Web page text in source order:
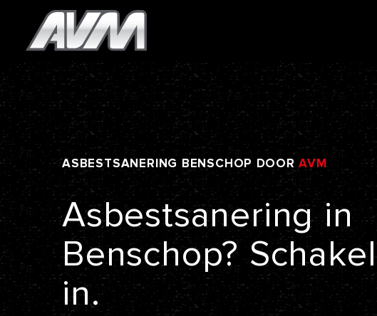
ASBESTSANERING BENSCHOP DOOR AVM
Asbestsanering in
Benschop? Schakel
in.